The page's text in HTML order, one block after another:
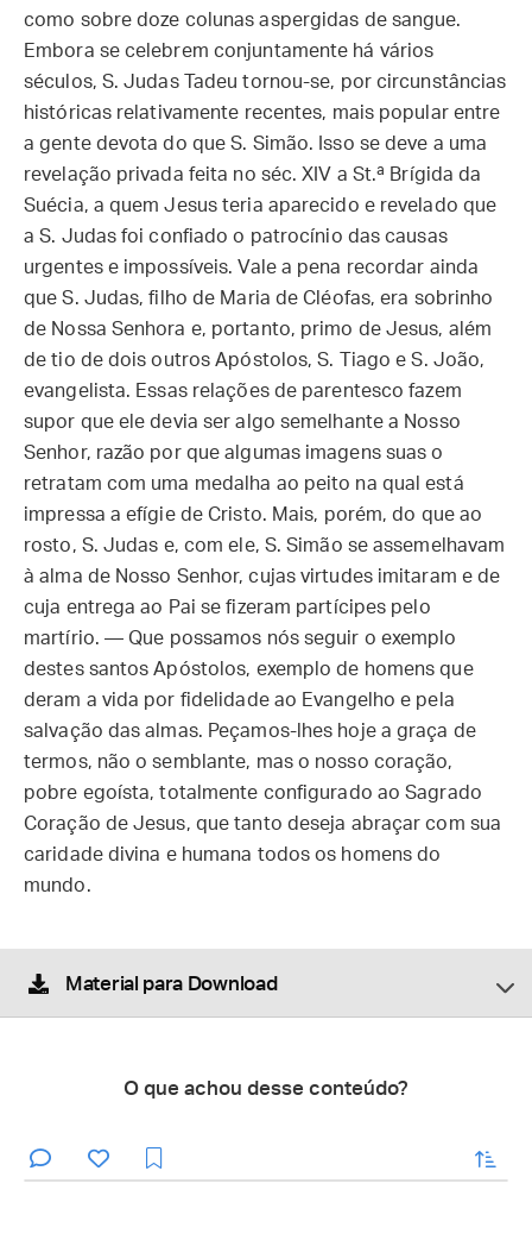
como sobre doze colunas aspergidas de sangue.
Embora se celebrem conjuntamente há vários
séculos, S. Judas Tadeu tornou-se, por circunstâncias
históricas relativamente recentes, mais popular entre
a gente devota do que S. Simão. Isso se deve a uma
revelação privada feita no séc. XIV a St.ª Brígida da
Suécia, a quem Jesus teria aparecido e revelado que
a S. Judas foi confiado o patrocínio das causas
urgentes e impossíveis. Vale a pena recordar ainda
que S. Judas, filho de Maria de Cléofas, era sobrinho
de Nossa Senhora e, portanto, primo de Jesus, além
de tio de dois outros Apóstolos, S. Tiago e S. João,
evangelista. Essas relações de parentesco fazem
supor que ele devia ser algo semelhante a Nosso
Senhor, razão por que algumas imagens suas o
retratam com uma medalha ao peito na qual está
impressa a efígie de Cristo. Mais, porém, do que ao
rosto, S. Judas e, com ele, S. Simão se assemelhavam
à alma de Nosso Senhor, cujas virtudes imitaram e de
cuja entrega ao Pai se fizeram partícipes pelo
martírio. — Que possamos nós seguir o exemplo
destes santos Apóstolos, exemplo de homens que
deram a vida por fidelidade ao Evangelho e pela
salvação das almas. Peçamos-lhes hoje a graça de
termos, não o semblante, mas o nosso coração,
pobre egoísta, totalmente configurado ao Sagrado
Coração de Jesus, que tanto deseja abraçar com sua
caridade divina e humana todos os homens do
mundo.
Material para Download
O que achou desse conteúdo?
enviar